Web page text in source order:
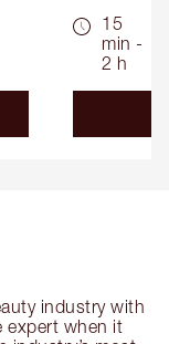
15
min -
2 h
industry with
expert when it